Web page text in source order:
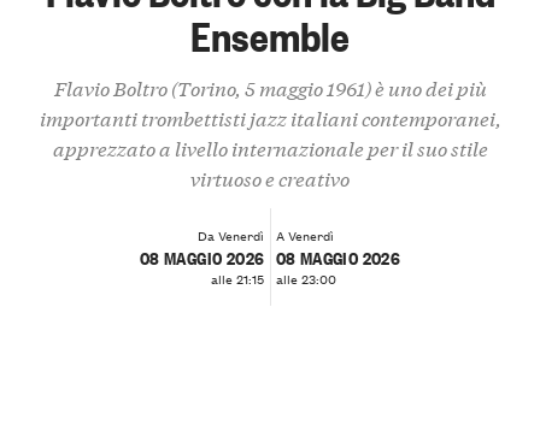
Ensemble
Flavio Boltro (Torino, 5 maggio 1961) è uno dei più
importanti trombettisti jazz italiani contemporanei,
apprezzato a livello internazionale per il suo stile
virtuoso e creativo
Da Venerdì
08 MAGGIO 2026
alle 21:15
A Venerdì
08 MAGGIO 2026
alle 23:00